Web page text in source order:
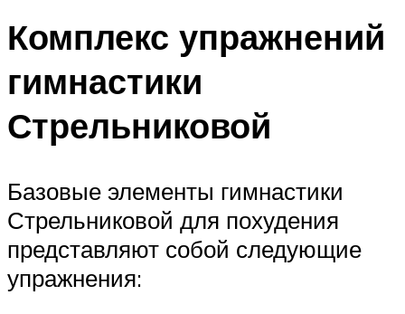
Комплекс упражнений
гимнастики
Стрельниковой
Базовые элементы гимнастики
Стрельниковой для похудения
представляют собой следующие
упражнения: